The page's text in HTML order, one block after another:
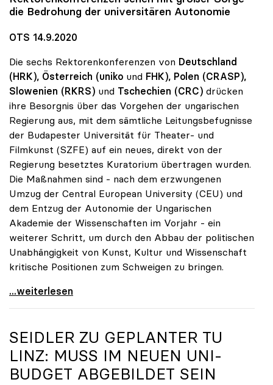
die Bedrohung der universitären Autonomie
OTS 14.9.2020
Die sechs Rektorenkonferenzen von Deutschland
(HRK), Österreich (uniko und FHK), Polen (CRASP),
Slowenien (RKRS) und Tschechien (CRC) drücken
ihre Besorgnis über das Vorgehen der ungarischen
Regierung aus, mit dem sämtliche Leitungsbefugnisse
der Budapester Universität für Theater- und
Filmkunst (SZFE) auf ein neues, direkt von der
Regierung besetztes Kuratorium übertragen wurden.
Die Maßnahmen sind - nach dem erzwungenen
Umzug der Central European University (CEU) und
dem Entzug der Autonomie der Ungarischen
Akademie der Wissenschaften im Vorjahr - ein
weiterer Schritt, um durch den Abbau der politischen
Unabhängigkeit von Kunst, Kultur und Wissenschaft
kritische Positionen zum Schweigen zu bringen.
Dringender Appell von sechs europäischen
...weiterlesen
SEIDLER ZU GEPLANTER TU
LINZ: MUSS IM NEUEN UNI-
BUDGET ABGEBILDET SEIN